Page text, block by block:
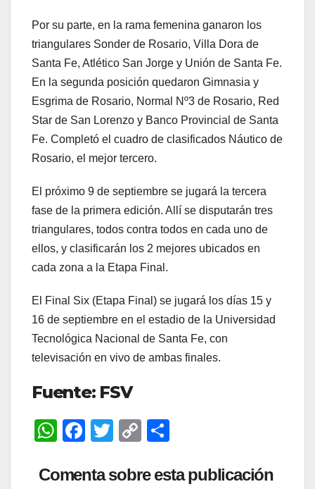
Por su parte, en la rama femenina ganaron los
triangulares Sonder de Rosario, Villa Dora de
Santa Fe, Atlético San Jorge y Unión de Santa Fe.
En la segunda posición quedaron Gimnasia y
Esgrima de Rosario, Normal Nº3 de Rosario, Red
Star de San Lorenzo y Banco Provincial de Santa
Fe. Completó el cuadro de clasificados Náutico de
Rosario, el mejor tercero.
El próximo 9 de septiembre se jugará la tercera
fase de la primera edición. Allí se disputarán tres
triangulares, todos contra todos en cada uno de
ellos, y clasificarán los 2 mejores ubicados en
cada zona a la Etapa Final.
El Final Six (Etapa Final) se jugará los días 15 y
16 de septiembre en el estadio de la Universidad
Tecnológica Nacional de Santa Fe, con
televisación en vivo de ambas finales.
Fuente: FSV
W
at
F
c
T
tt
C
p
m
Comenta sobre esta publicación